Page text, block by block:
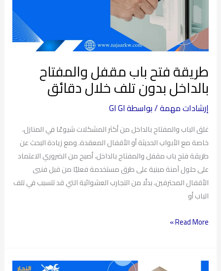
طريقة فتح باب مقفل والمفتاح
بالداخل بدون تلف خلال دقائق
إرشادات مهمة/ بواسطةGI GI
غلق الباب والمفتاح بالداخل من أكثر المشكلات شيوعًا في المنازل،
خاصة مع الأبواب الحديثة أو الأقفال المعقدة. ومع زيادة البحث عن
طريقة فتح باب مقفل والمفتاح بالداخل، أصبح من الضروري الاعتماد
على حلول آمنة مبنية على طرق مستخدمة فعليًا من قبل فنيي
الأقفال المحترفين، بدلًا من التجارب العشوائية التي قد تتسبب في تلف
الباب أو
بالداخل
بدون
تلف
خلال
Read More »